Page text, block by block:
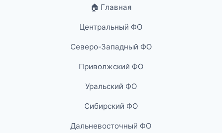
🏠 Главная
Центральный ФО
Северо-Западный ФО
Приволжский ФО
Уральский ФО
Сибирский ФО
Дальневосточный ФО